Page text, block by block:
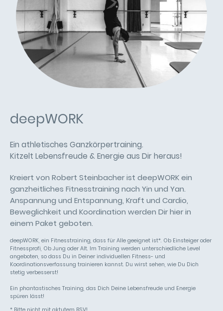
deepWORK
Ein athletisches Ganzkörpertraining.
Kitzelt Lebensfreude & Energie aus Dir heraus!
Kreiert von Robert Steinbacher ist deepWORK ein
ganzheitliches Fitnesstraining nach Yin und Yan.
Anspannung und Entspannung, Kraft und Cardio,
Beweglichkeit und Koordination werden Dir hier in
einem Paket geboten.
deepWORK, ein Fitnesstraining, dass für Alle geeignet ist*. Ob Einsteiger oder
Fitnessprofi, Ob Jung oder Alt. Im Training werden unterschiedliche Level
angeboten, so dass Du in Deiner individuellen Fitness- und
Koordinationsverfassung trainieren kannst. Du wirst sehen, wie Du Dich
stetig verbesserst!
Ein phantastisches Training, das Dich Deine Lebensfreude und Energie
spüren lässt!